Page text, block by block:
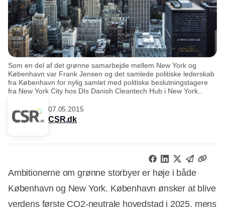
Som en del af det grønne samarbejde mellem New York og
København var Frank Jensen og det samlede politiske lederskab
fra København for nylig samlet med politiske beslutningstagere
fra New York City hos DIs Danish Cleantech Hub i New York..
07.05.2015
CSR.dk
Ambitionerne om grønne storbyer er høje i både
København og New York. København ønsker at blive
verdens første CO2-neutrale hovedstad i 2025, mens